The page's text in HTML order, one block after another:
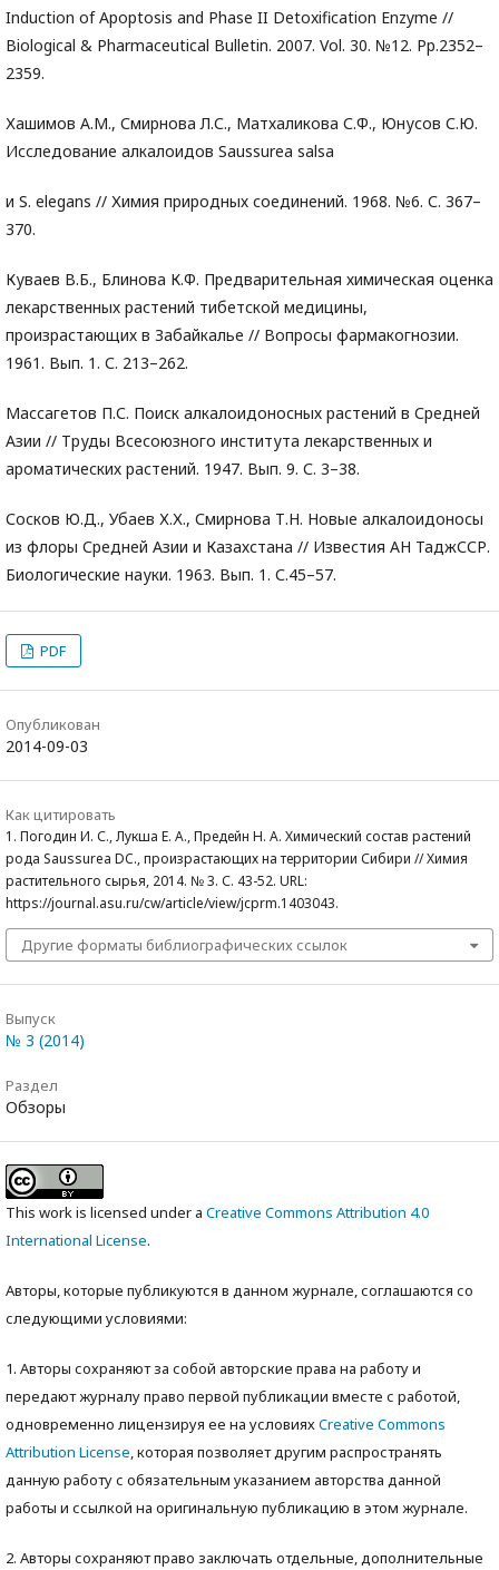
Induction of Apoptosis and Phase II Detoxification Enzyme //
Biological & Pharmaceutical Bulletin. 2007. Vol. 30. №12. Pp.2352–
2359.
Хашимов А.М., Смирнова Л.С., Матхаликова С.Ф., Юнусов С.Ю.
Исследование алкалоидов Saussurea salsa
и S. elegans // Химия природных соединений. 1968. №6. С. 367–
370.
Куваев В.Б., Блинова К.Ф. Предварительная химическая оценка
лекарственных растений тибетской медицины,
произрастающих в Забайкалье // Вопросы фармакогнозии.
1961. Вып. 1. С. 213–262.
Массагетов П.С. Поиск алкалоидоносных растений в Средней
Азии // Труды Всесоюзного института лекарственных и
ароматических растений. 1947. Вып. 9. С. 3–38.
Сосков Ю.Д., Убаев Х.Х., Смирнова Т.Н. Новые алкалоидоносы
из флоры Средней Азии и Казахстана // Известия АН ТаджССР.
Биологические науки. 1963. Вып. 1. С.45–57.
PDF
Опубликован
2014-09-03
Как цитировать
1. Погодин И. С., Лукша Е. А., Предейн Н. А. Химический состав растений
рода Saussurea DC., произрастающих на территории Сибири // Химия
растительного сырья, 2014. № 3. С. 43-52. URL:
https://journal.asu.ru/cw/article/view/jcprm.1403043.
Другие форматы библиографических ссылок
Выпуск
№ 3 (2014)
Раздел
Обзоры
This work is licensed under a Creative Commons Attribution 4.0
International License.
Авторы, которые публикуются в данном журнале, соглашаются со
следующими условиями:
1. Авторы сохраняют за собой авторские права на работу и
передают журналу право первой публикации вместе с работой,
одновременно лицензируя ее на условияхCreative Commons
Attribution License, которая позволяет другим распространять
данную работу с обязательным указанием авторства данной
работы и ссылкой на оригинальную публикацию в этом журнале.
2. Авторы сохраняют право заключать отдельные, дополнительные